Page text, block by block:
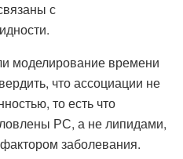
с
моделирование времени
что ассоциации не
то есть что
РС, а не липидами,
заболевания.